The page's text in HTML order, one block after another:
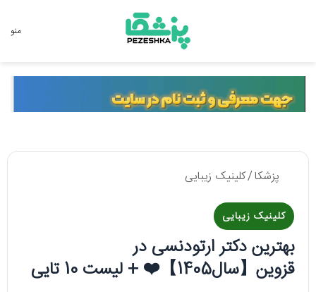
منو
پزشکا/کلینیک زیبایی
کلینیک زیبایی
بهترین دکتر ارتودنسی در
قزوین【سال1405】❤️ + لیست 10 تایی